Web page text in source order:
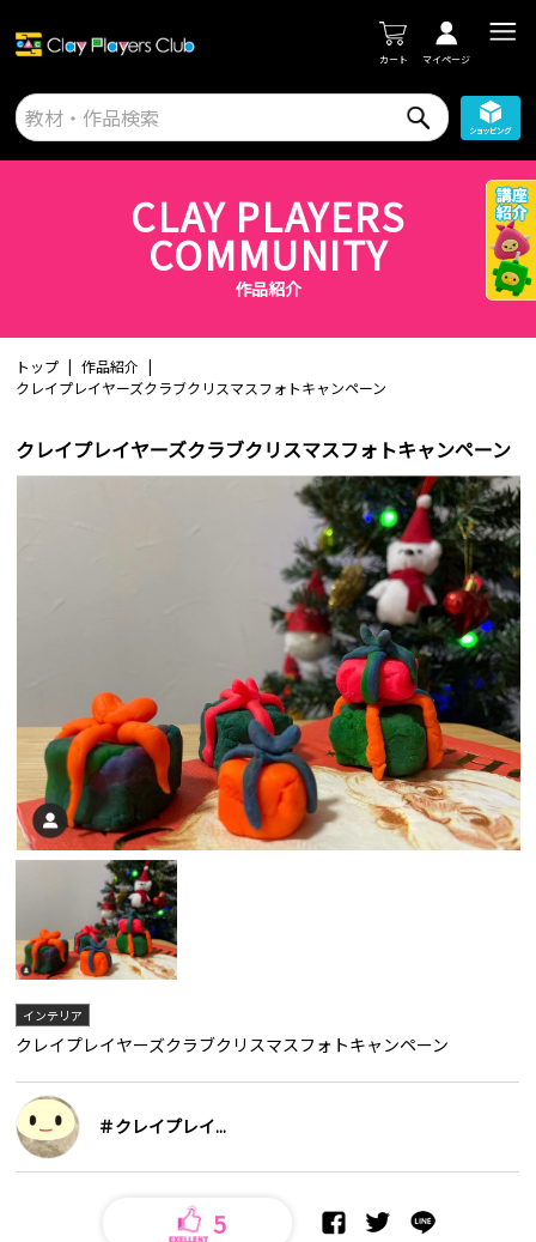
カート マイページ
CLAY PLAYERS
COMMUNITY
作品紹介
トップ
作品紹介
クレイプレイヤーズクラブクリスマスフォトキャンペーン
クレイプレイヤーズクラブクリスマスフォトキャンペーン
インテリア
クレイプレイヤーズクラブクリスマスフォトキャンペーン
＃クレイプレイ...
5